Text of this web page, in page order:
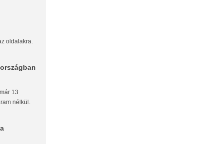
oldalakra.
13
nélkül.